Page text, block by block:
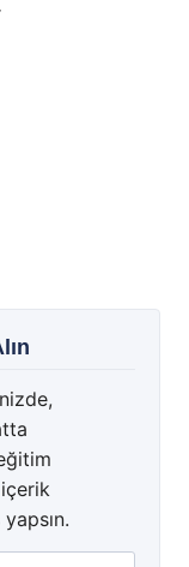
içerik